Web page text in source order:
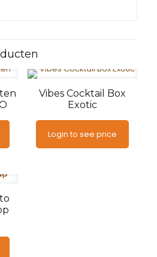
Vibes Cocktail Box
Exotic
Login to see price